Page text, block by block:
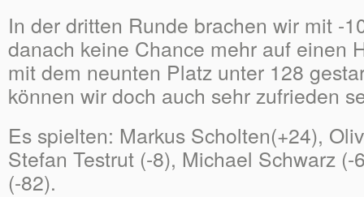
In der dritten Runde brachen wir mit -
danach keine Chance mehr auf einen
mit dem neunten Platz unter 128
können wir doch auch sehr zufrieden
Es spielten: Markus Scholten(+24),
Stefan Testrut (-8), Michael Schwarz
(-82).